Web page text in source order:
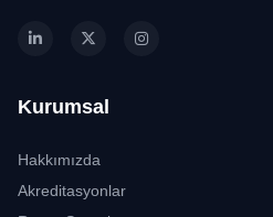
Kurumsal
Hakkımızda
Akreditasyonlar